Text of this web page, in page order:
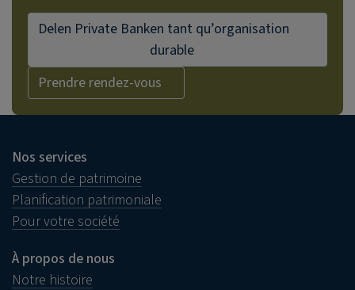
Delen Private Banken tant qu’organisation
durable
Prendre rendez-vous
Nos services
Gestion de patrimoine
Planification patrimoniale
Pour votre société
À propos de nous
Notre histoire